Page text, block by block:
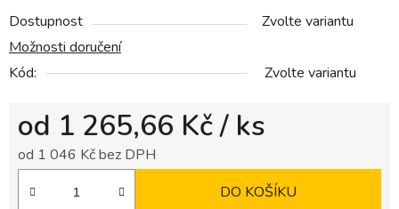
Dostupnost
Zvolte variantu
Možnosti doručení
Kód:
Zvolte variantu
od 1 265,66 Kč/ ks
od 1 046 Kčbez DPH
DO KOŠÍKU